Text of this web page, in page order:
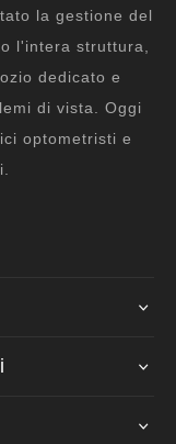
la gestione del
l'intera struttura,
dedicato e
di vista. Oggi
optometristi e